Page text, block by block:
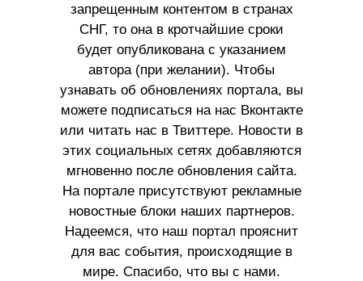
запрещенным контентом в странах
СНГ, то она в кротчайшие сроки
будет опубликована с указанием
автора (при желании). Чтобы
узнавать об обновлениях портала, вы
можете подписаться на нас Вконтакте
или читать нас в Твиттере. Новости в
этих социальных сетях добавляются
мгновенно после обновления сайта.
На портале присутствуют рекламные
новостные блоки наших партнеров.
Надеемся, что наш портал прояснит
для вас события, происходящие в
мире. Спасибо, что вы с нами.